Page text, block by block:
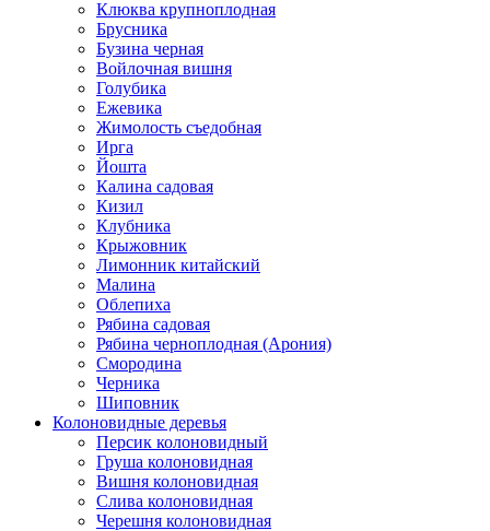
Клюква крупноплодная
Брусника
Бузина черная
Войлочная вишня
Голубика
Ежевика
Жимолость съедобная
Ирга
Йошта
Калина садовая
Кизил
Клубника
Крыжовник
Лимонник китайский
Малина
Облепиха
Рябина садовая
Рябина черноплодная (Арония)
Смородина
Черника
Шиповник
Колоновидные деревья
Персик колоновидный
Груша колоновидная
Вишня колоновидная
Слива колоновидная
Черешня колоновидная